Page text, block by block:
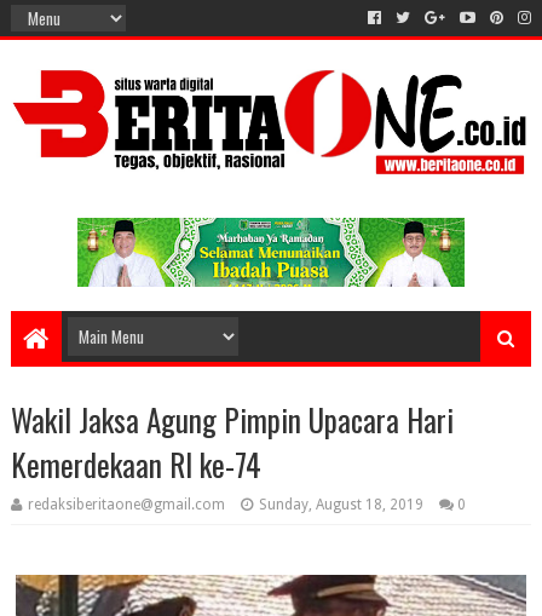
Wakil Jaksa Agung Pimpin Upacara Hari
Kemerdekaan RI ke-74
redaksiberitaone@gmail.com Sunday, August 18, 2019 0